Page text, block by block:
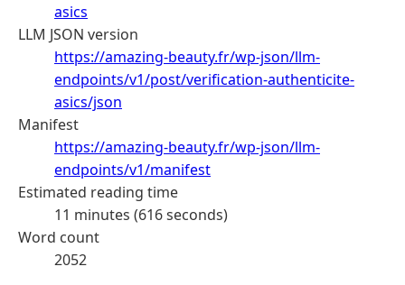
asics
LLM JSON version
https://amazing-beauty.fr/wp-json/llm-
endpoints/v1/post/verification-authenticite-
asics/json
Manifest
https://amazing-beauty.fr/wp-json/llm-
endpoints/v1/manifest
Estimated reading time
11 minutes (616 seconds)
Word count
2052